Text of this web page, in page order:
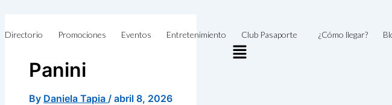
content
Directorio Promociones Eventos Entretenimiento Club Pasaporte ¿Cómo llegar?
Panini
By Daniela Tapia / abril 8, 2026